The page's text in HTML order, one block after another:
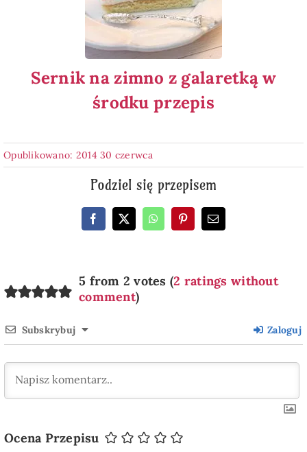
Sernik na zimno z galaretką w
środku przepis
Opublikowano: 2014 30 czerwca
Podziel się przepisem
5 from 2 votes (2 ratings without
comment)
Subskrybuj Zaloguj
Ocena Przepisu